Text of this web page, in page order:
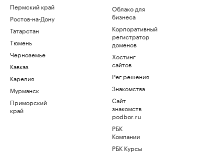
Пермский край
Ростов-на-Дону
Татарстан
Тюмень
Черноземье
Кавказ
Карелия
Мурманск
Приморский
край
Облако для
бизнеса
Корпоративный
регистратор
доменов
Хостинг
сайтов
Рег.решения
Знакомства
Сайт
знакомств
podbor.ru
РБК
Компании
РБК Курсы